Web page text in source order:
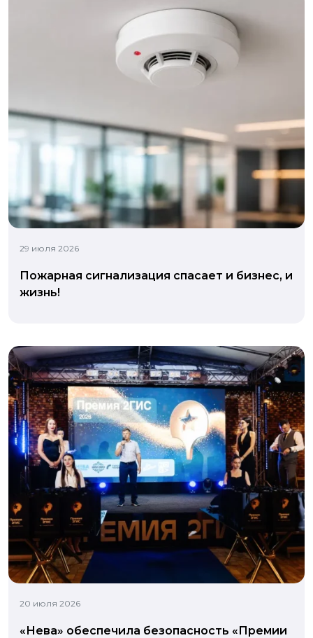
29 июля 2026
Пожарная сигнализация спасает и бизнес, и
жизнь!
20 июля 2026
«Нева» обеспечила безопасность «Премии